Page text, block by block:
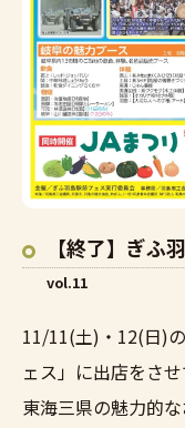
【終了】ぎふ
vol.11
11/11(土)・12(日)
ェス」に出店をさせ
東海三県の魅力的